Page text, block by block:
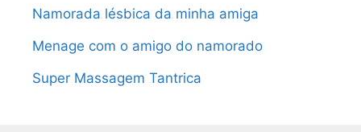
Namorada lésbica da minha amiga
Menage com o amigo do namorado
Super Massagem Tantrica